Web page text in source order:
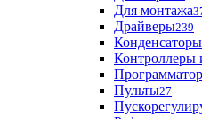
Для монтажа
Драйверы239
Конденсаторы
Контроллеры
Пульты27